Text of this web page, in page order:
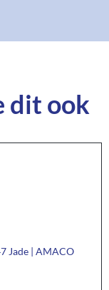
dit ook
Jade | AMACO